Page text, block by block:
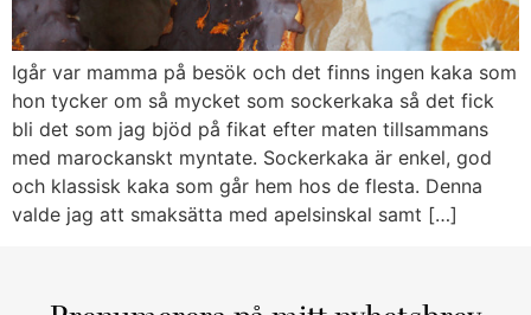
Igår var mamma på besök och det finns ingen kaka som
hon tycker om så mycket som sockerkaka så det fick
bli det som jag bjöd på fikat efter maten tillsammans
med marockanskt myntate. Sockerkaka är enkel, god
och klassisk kaka som går hem hos de flesta. Denna
valde jag att smaksätta med apelsinskal samt […]